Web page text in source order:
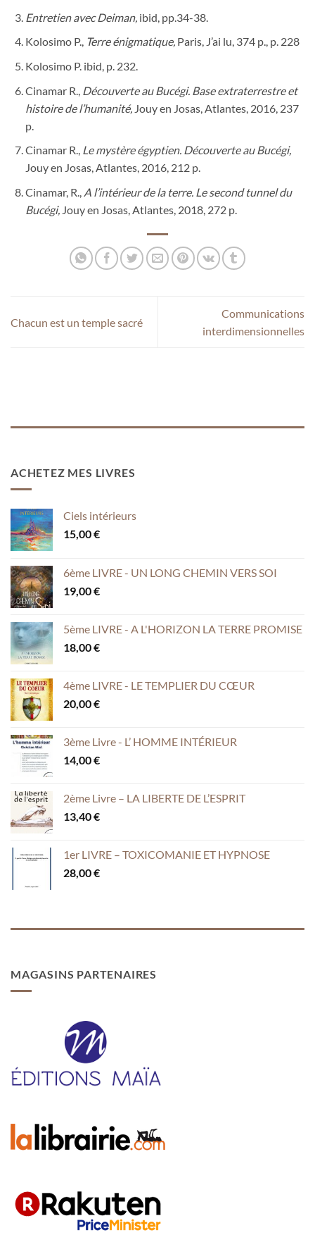
Entretien avec Deiman,ibid, pp.34-38.
Kolosimo P., Terre énigmatique, Paris, J’ai lu, 374 p., p. 228
Kolosimo P. ibid, p. 232.
Cinamar R.,
Découverte au Bucégi. Base extraterrestre et
histoire de l’humanité, Jouy en Josas, Atlantes, 2016, 237
p.
Cinamar R., Le mystère égyptien. Découverte au Bucégi,
Jouy en Josas, Atlantes, 2016, 212 p.
Cinamar, R., A l’intérieur de la terre. Le second tunnel du
Bucégi, Jouy en Josas, Atlantes, 2018, 272 p.
Chacun est un temple sacré
Communications
interdimensionnelles
ACHETEZ MES LIVRES
Ciels intérieurs
15,00€
6ème LIVRE - UN LONG CHEMIN VERS SOI
19,00€
5ème LIVRE - A L'HORIZON LA TERRE PROMISE
18,00€
4ème LIVRE - LE TEMPLIER DU CŒUR
20,00€
3ème Livre - L’ HOMME INTÉRIEUR
14,00€
2ème Livre – LA LIBERTE DE L’ESPRIT
13,40€
1er LIVRE – TOXICOMANIE ET HYPNOSE
28,00€
MAGASINS PARTENAIRES